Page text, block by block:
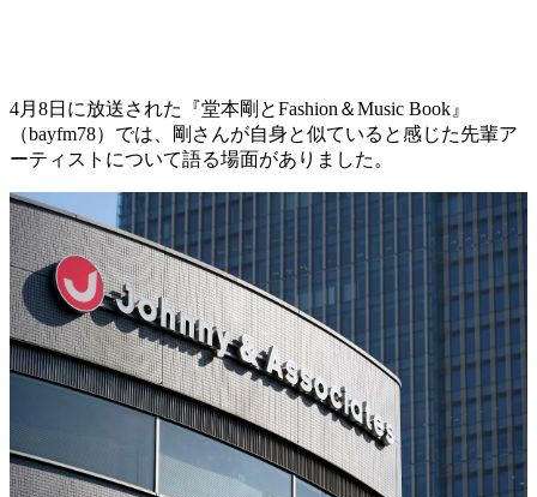
4月8日に放送された『堂本剛とFashion＆Music Book』
（bayfm78）では、剛さんが自身と似ていると感じた先輩ア
ーティストについて語る場面がありました。